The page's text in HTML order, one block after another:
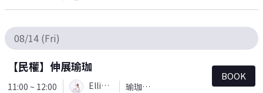
08/14 (Fri)
【民權】伸展瑜珈
11:00 ~ 12:00 Ellie(Yu) 瑜珈＆皮拉提斯
BOOK